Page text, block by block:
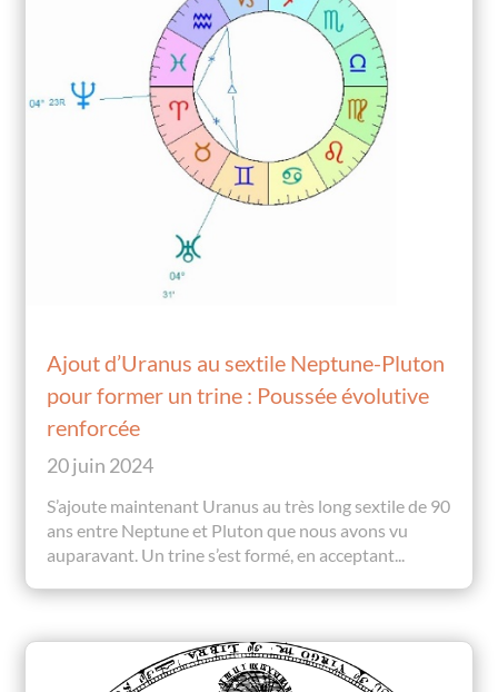
Ajout d’Uranus au sextile Neptune-Pluton
pour former un trine : Poussée évolutive
renforcée
20 juin 2024
S’ajoute maintenant Uranus au très long sextile de 90
ans entre Neptune et Pluton que nous avons vu
auparavant. Un trine s’est formé, en acceptant...